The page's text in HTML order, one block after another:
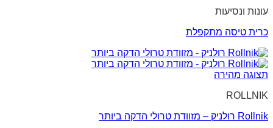
עונות ונסיעות
כרית טיסה מתקפלת
תצוגה מהירה
ROLLNIK
Rollnik רולניק – מזוודת טרולי הדקה ביותר